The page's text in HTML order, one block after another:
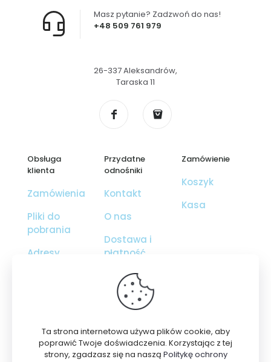
można
wybrać
+48 509 761 979
Masz pytanie? Zadzwoń do nas!
26-337 Aleksandrów,
Taraska 11
Obsługa
klienta
Zamówienia
Pliki do
pobrania
Adresy
Przydatne
odnośniki
Kontakt
O nas
Dostawa i
płatność
Regulamin
Polityka
prywatności
Zamówienie
Koszyk
Kasa
Ta strona internetowa używa plików cookie, aby
poprawić Twoje doświadczenia. Korzystając z tej
strony, zgadzasz się na naszą Politykę ochrony